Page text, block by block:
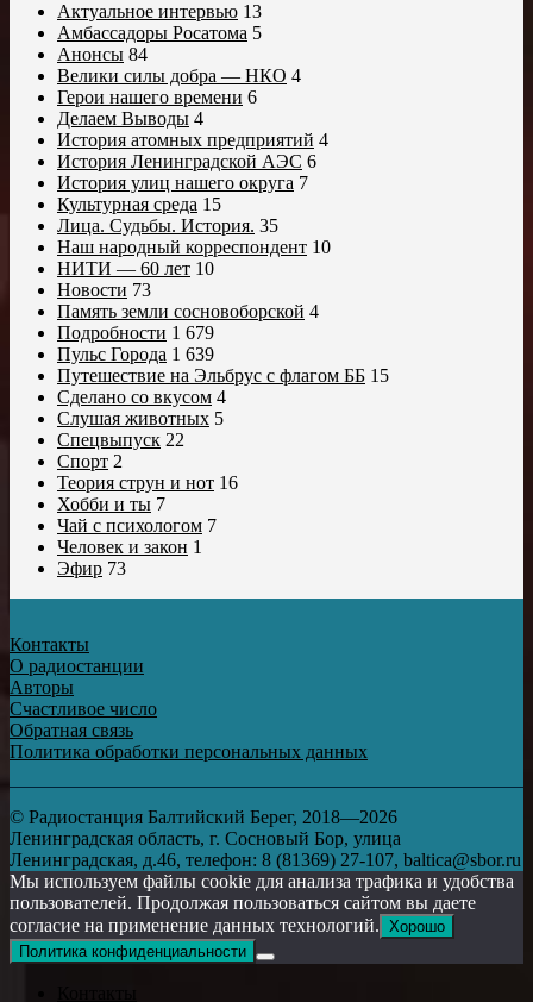
Актуальное интервью 13
Амбассадоры Росатома 5
Анонсы 84
Велики силы добра — НКО 4
Герои нашего времени 6
Делаем Выводы 4
История атомных предприятий 4
История Ленинградской АЭС 6
История улиц нашего округа 7
Культурная среда 15
Лица. Судьбы. История. 35
Наш народный корреспондент 10
НИТИ — 60 лет 10
Новости 73
Память земли сосновоборской 4
Подробности 1 679
Пульс Города 1 639
Путешествие на Эльбрус с флагом ББ 15
Сделано со вкусом 4
Слушая животных 5
Спецвыпуск 22
Спорт 2
Теория струн и нот 16
Хобби и ты 7
Чай с психологом 7
Человек и закон 1
Эфир 73
Контакты
О радиостанции
Авторы
Счастливое число
Обратная связь
Политика обработки персональных данных
© Радиостанция Балтийский Берег, 2018—2026
Ленинградская область, г. Сосновый Бор, улица
Ленинградская, д.46, телефон: 8 (81369) 27-107, baltica@sbor.ru
Мы используем файлы cookie для анализа трафика и удобства
пользователей. Продолжая пользоваться сайтом вы даете
согласие на применение данных технологий. Хорошо
Политика конфиденциальности